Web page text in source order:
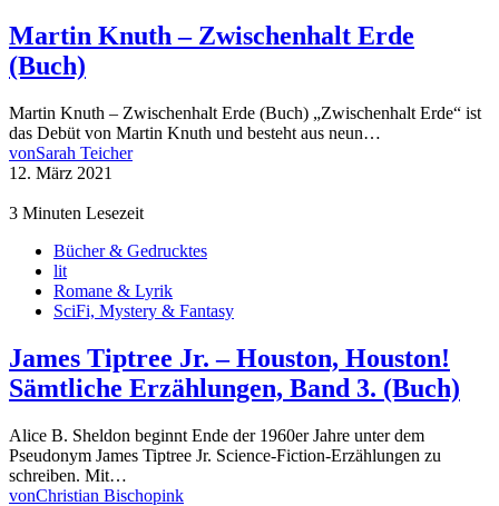
Martin Knuth – Zwischenhalt Erde
(Buch)
Martin Knuth – Zwischenhalt Erde (Buch) „Zwischenhalt Erde“ ist
das Debüt von Martin Knuth und besteht aus neun…
vonSarah Teicher
12. März 2021
3 Minuten Lesezeit
Bücher & Gedrucktes
lit
Romane & Lyrik
SciFi, Mystery & Fantasy
James Tiptree Jr. – Houston, Houston!
Sämtliche Erzählungen, Band 3. (Buch)
Alice B. Sheldon beginnt Ende der 1960er Jahre unter dem
Pseudonym James Tiptree Jr. Science-Fiction-Erzählungen zu
schreiben. Mit…
vonChristian Bischopink